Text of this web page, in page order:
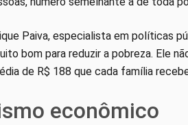
Paiva, especialista em políticas
bom para reduzir a pobreza. Ele
de R$ 188 que cada família
econômico